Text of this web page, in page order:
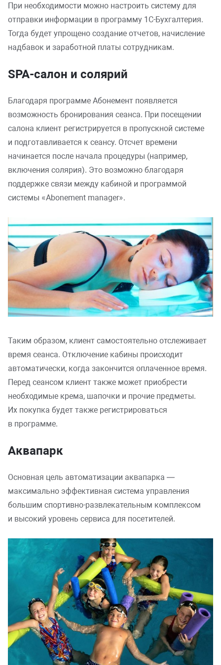
При необходимости можно настроить систему для
отправки информации в программу 1С-Бухгалтерия.
Тогда будет упрощено создание отчетов, начисление
надбавок и заработной платы сотрудникам.
SPA-салон и солярий
Благодаря программе Абонемент появляется
возможность бронирования сеанса. При посещении
салона клиент регистрируется в пропускной системе
и подготавливается к сеансу. Отсчет времени
начинается после начала процедуры (например,
включения солярия). Это возможно благодаря
поддержке связи между кабиной и программой
системы «Abonement manager».
Таким образом, клиент самостоятельно отслеживает
время сеанса. Отключение кабины происходит
автоматически, когда закончится оплаченное время.
Перед сеансом клиент также может приобрести
необходимые крема, шапочки и прочие предметы.
Их покупка будет также регистрироваться
в программе.
Аквапарк
Основная цель автоматизации аквапарка —
максимально эффективная система управления
большим спортивно-развлекательным комплексом
и высокий уровень сервиса для посетителей.